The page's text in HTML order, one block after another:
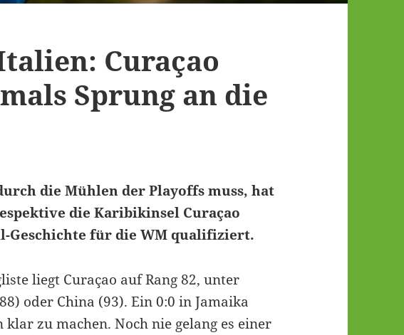
Curaçao
Sprung an die
die Mühlen der Playoffs muss, hat
die Karibikinsel Curaçao
Geschichte für die WM qualifiziert.
liegt Curaçao auf Rang 82, unter
oder China (93). Ein 0:0 in Jamaika
zu machen. Noch nie gelang es einer